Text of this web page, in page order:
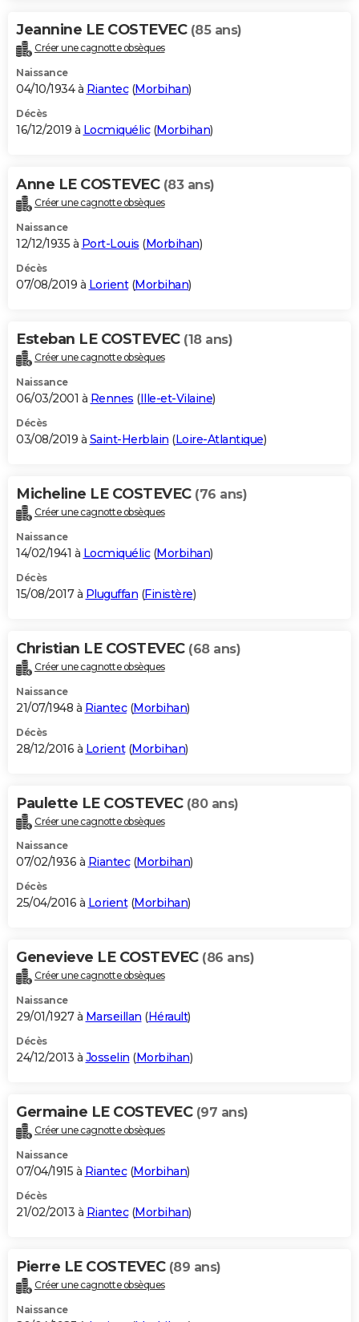
Jeannine LE COSTEVEC (85 ans)
Créer une cagnotte obsèques
Naissance
04/10/1934 à Riantec(Morbihan)
Décès
16/12/2019 à Locmiquélic(Morbihan)
Anne LE COSTEVEC (83 ans)
Créer une cagnotte obsèques
Naissance
12/12/1935 à Port-Louis (Morbihan)
Décès
07/08/2019 à Lorient(Morbihan)
Esteban LE COSTEVEC (18 ans)
Créer une cagnotte obsèques
Naissance
06/03/2001 à Rennes (Ille-et-Vilaine)
Décès
03/08/2019 à Saint-Herblain (Loire-Atlantique)
Micheline LE COSTEVEC (76 ans)
Créer une cagnotte obsèques
Naissance
14/02/1941 à Locmiquélic(Morbihan)
Décès
15/08/2017 à Pluguffan (Finistère)
Christian LE COSTEVEC (68 ans)
Créer une cagnotte obsèques
Naissance
21/07/1948 à Riantec(Morbihan)
Décès
28/12/2016 à Lorient(Morbihan)
Paulette LE COSTEVEC (80 ans)
Créer une cagnotte obsèques
Naissance
07/02/1936 à Riantec(Morbihan)
Décès
25/04/2016 à Lorient(Morbihan)
Genevieve LE COSTEVEC (86 ans)
Créer une cagnotte obsèques
Naissance
29/01/1927 à Marseillan (Hérault)
Décès
24/12/2013 à Josselin (Morbihan)
Germaine LE COSTEVEC (97 ans)
Créer une cagnotte obsèques
Naissance
07/04/1915 à Riantec(Morbihan)
Décès
21/02/2013 à Riantec(Morbihan)
Pierre LE COSTEVEC (89 ans)
Créer une cagnotte obsèques
Naissance